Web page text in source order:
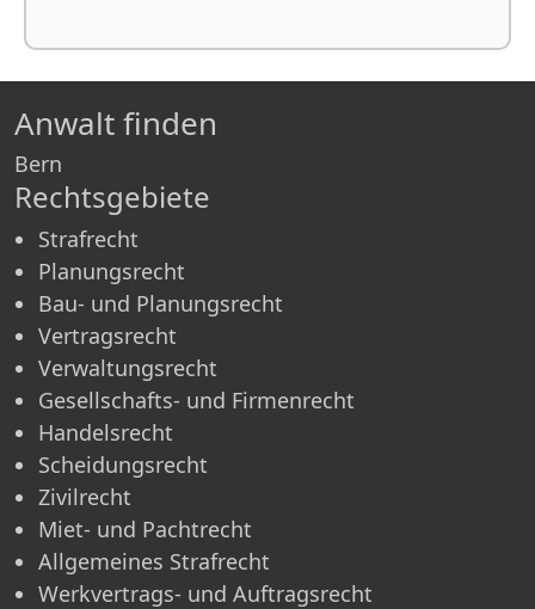
Anwalt finden
Bern
Rechtsgebiete
Strafrecht
Planungsrecht
Bau- und Planungsrecht
Vertragsrecht
Verwaltungsrecht
Gesellschafts- und Firmenrecht
Handelsrecht
Scheidungsrecht
Zivilrecht
Miet- und Pachtrecht
Allgemeines Strafrecht
Werkvertrags- und Auftragsrecht